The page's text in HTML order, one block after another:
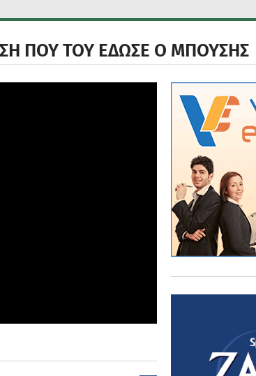
ΠΟΥ ΤΟΥ ΕΔΩΣΕ Ο ΜΠΟΥΣΗΣ